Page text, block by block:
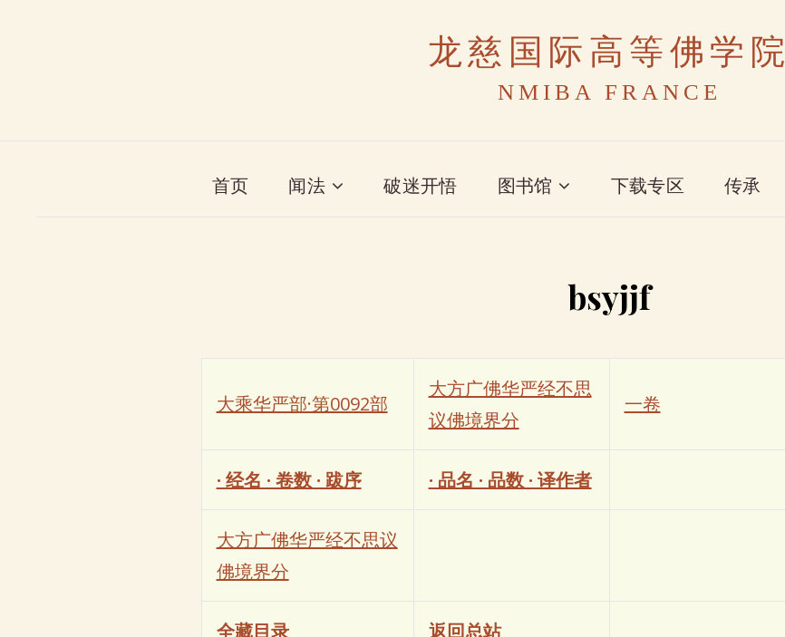
龙慈国际高等佛学院
NMIBA FRANCE
首页 闻法 破迷开悟 图书馆 下载专区 传承
bsyjjf
大乘华严部·第0092部
大方广佛华严经不思
议佛境界分
一卷
· 经名 · 卷数 · 跋序 · 品名 · 品数 · 译作者
大方广佛华严经不思议
佛境界分
全藏目录 返回总站